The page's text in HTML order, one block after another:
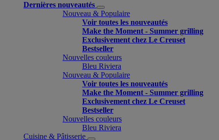
Dernières nouveautés
Nouveau & Populaire
Voir toutes les nouveautés
Make the Moment - Summer grilling
Exclusivement chez Le Creuset
Bestseller
Nouvelles couleurs
Bleu Riviera
Nouveau & Populaire
Voir toutes les nouveautés
Make the Moment - Summer grilling
Exclusivement chez Le Creuset
Bestseller
Nouvelles couleurs
Bleu Riviera
Cuisine & Pâtisserie